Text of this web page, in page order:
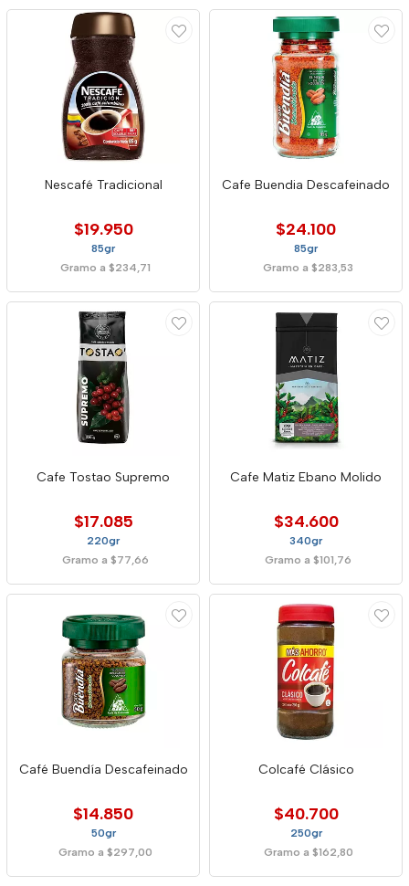
Nescafé Tradicional
$19.950
85gr
Gramo a $234,71
Cafe Buendia Descafeinado
$24.100
85gr
Gramo a $283,53
Cafe Tostao Supremo
$17.085
220gr
Gramo a $77,66
Cafe Matiz Ebano Molido
$34.600
340gr
Gramo a $101,76
Café Buendía Descafeinado
$14.850
50gr
Gramo a $297,00
Colcafé Clásico
$40.700
250gr
Gramo a $162,80